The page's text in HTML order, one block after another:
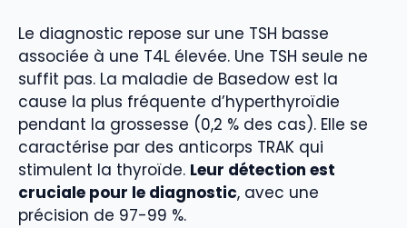
Le diagnostic repose sur une TSH basse
associée à une T4L élevée. Une TSH seule ne
suffit pas. La maladie de Basedow est la
cause la plus fréquente d’hyperthyroïdie
pendant la grossesse (0,2 % des cas). Elle se
caractérise par des anticorps TRAK qui
stimulent la thyroïde. Leur détection est
cruciale pour le diagnostic, avec une
précision de 97-99 %.